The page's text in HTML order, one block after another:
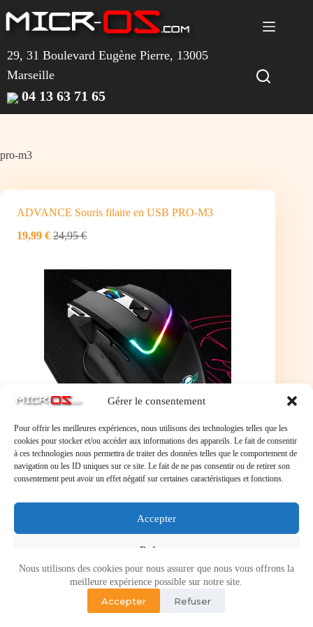
Gérer le consentement
Pour offrir les meilleures expériences, nous utilisons des technologies telles que les
cookies pour stocker et/ou accéder aux informations des appareils. Le fait de consentir
à ces technologies nous permettra de traiter des données telles que le comportement de
navigation ou les ID uniques sur ce site. Le fait de ne pas consentir ou de retirer son
consentement peut avoir un effet négatif sur certaines caractéristiques et fonctions.
Accepter
Refuser
Voir les préférences
Politique de cookiesPolitique de confidentialité
au
contenu
Nous utilisons des cookies pour nous assurer que nous vous offrons la
meilleure expérience possible sur notre site.
Accepter Refuser
29, 31 Boulevard Eugène Pierre, 13005
Marseille
04 13 63 71 65
pro-m3
ADVANCE Souris filaire en USB PRO-M3
19,99 € 24,95 €
LED - Personnalisable - Boutons programmables